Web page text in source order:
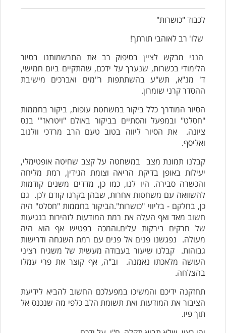
לכבוד "כושרות"
שלו' רב לאוהבי תורתך!
הנני מבקש לציין בסיפוק רב את התרשמותנו בסיור
הלימודי בכשרות, שנערך על ידכם, שהתקיים ביום חמישי,
ד' מנ"א, תש"ע בהשתתפות ר"מים ואברכים מישיבת
ההסדר קרני שומרון.
הסיור המודרך כלל ביקור במשחטת עופות, ביקור בחממות
"חסלט" ובמפעל והסתיים בביקור באולם "ויטראז'" בנס
ציונה. את הסיור ליווה בטוב טעם הרב מרדכי וולנוב
ואליסף.
קבלנו תמונת מצב במשחטה על קצב שחיטה אופטימלי,
יעילות באופן בדיקת הריאה וצומת הגידין, רמת מליחה
והכשרה סבירה. היו לנו, כמו כן, מדדים משנים קודמות
להשוואה עם משחטות אחרות, שבהן בקרנו קודם לכן. גם
כן, בחלקם - בליווי "כושרות".הביקור בחממות "חסלט" היה
חשוב מאד ואף העלה את רמת המודעות לזהירות בנגיעות
של חרקים בירקות עלים.והמכה בפטיש אף הוא היה
מעולה. נפגשנו פנים אל פנים עם רמת השגחה ודרישות
גבוהות. קבלנו שיעור בעבודה מעשית של משגיח רציני
העושה מלאכתו נאמנה. וב"ה, אף קוצר את פרי עמלו
בהצלחה.
תחזקנה ידיכם והמשיכו במפעלכם החשוב להביא לידיעת
הציבור את המודעות ואת תשומת הלב כלפי מה שנכנס אל
תוך פיו.